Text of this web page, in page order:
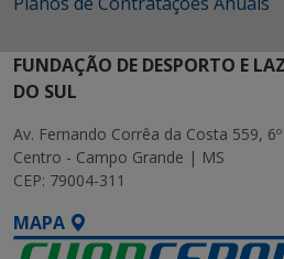
FUNDAÇÃO DE DESPORTO E
DO SUL
Av. Fernando Corrêa da Costa 559,
Centro - Campo Grande | MS
CEP: 79004-311
MAPA